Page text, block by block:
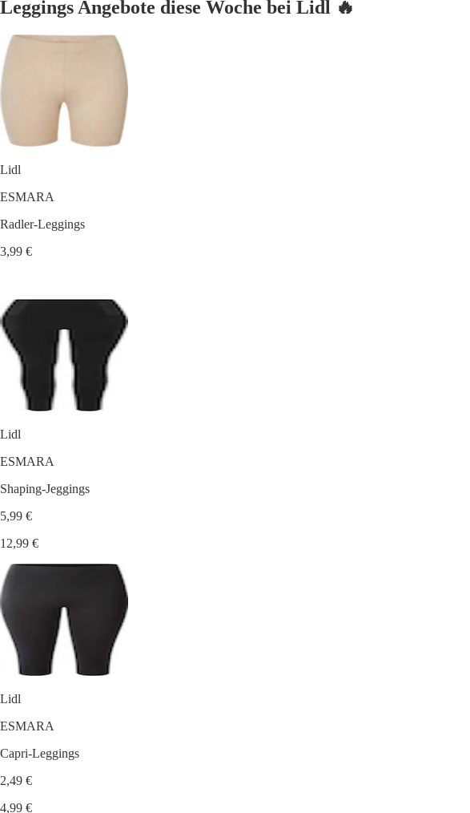
Leggings Angebote diese Woche bei Lidl 🔥
Lidl
ESMARA
Radler-Leggings
3,99 €
Lidl
ESMARA
Shaping-Jeggings
5,99 €
12,99 €
Lidl
ESMARA
Capri-Leggings
2,49 €
4,99 €